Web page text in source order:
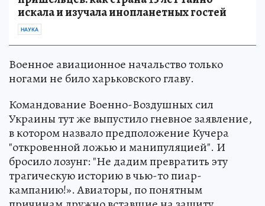
искала и изучала инопланетных гостей
НАУКА
Военное авиационное начальство только
ногами не било харьковского главу.
Командование Военно-Воздушных сил
Украины тут же выпустило гневное заявление,
в котором назвало предположение Кучера
"откровенной ложью и манипуляцией". И
бросило лозунг: "Не дадим превратить эту
трагическую историю в чью-то пиар-
кампанию!». Авиаторы, по понятным